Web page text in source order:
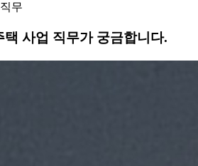
무
택 사업 직무가 궁금합니다.